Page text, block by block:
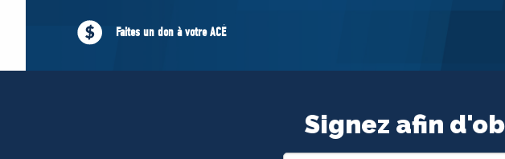
ACÉ
Faites un don à votre ACÉ
Signez afin